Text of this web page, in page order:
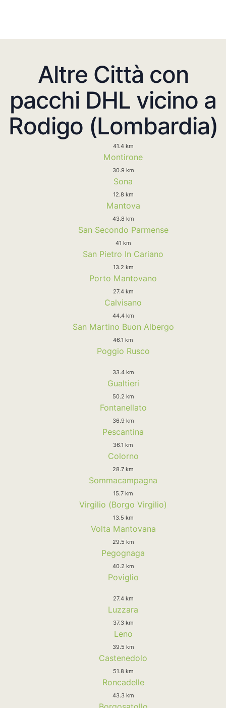
Altre Città con
pacchi DHL vicino a
Rodigo (Lombardia)
41.4 km
Montirone
30.9 km
Sona
12.8 km
Mantova
43.8 km
San Secondo Parmense
41 km
San Pietro In Cariano
13.2 km
Porto Mantovano
27.4 km
Calvisano
44.4 km
San Martino Buon Albergo
46.1 km
Poggio Rusco
33.4 km
Gualtieri
50.2 km
Fontanellato
36.9 km
Pescantina
36.1 km
Colorno
28.7 km
Sommacampagna
15.7 km
Virgilio (Borgo Virgilio)
13.5 km
Volta Mantovana
29.5 km
Pegognaga
40.2 km
Poviglio
27.4 km
Luzzara
37.3 km
Leno
39.5 km
Castenedolo
51.8 km
Roncadelle
43.3 km